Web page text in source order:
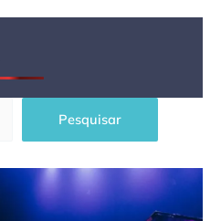
Pesquisar